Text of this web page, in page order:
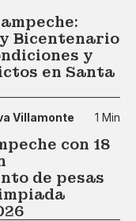
Bicentenario
y
en Santa
Villamonte
1 Min
con 18
de pesas